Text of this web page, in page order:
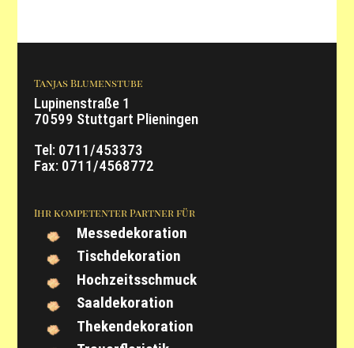
Tanjas Blumenstube
Lupinenstraße 1
70599 Stuttgart Plieningen
Tel: 0711/453373
Fax: 0711/4568772
Ihr kompetenter Partner für
Messedekoration
Tischdekoration
Hochzeitsschmuck
Saaldekoration
Thekendekoration